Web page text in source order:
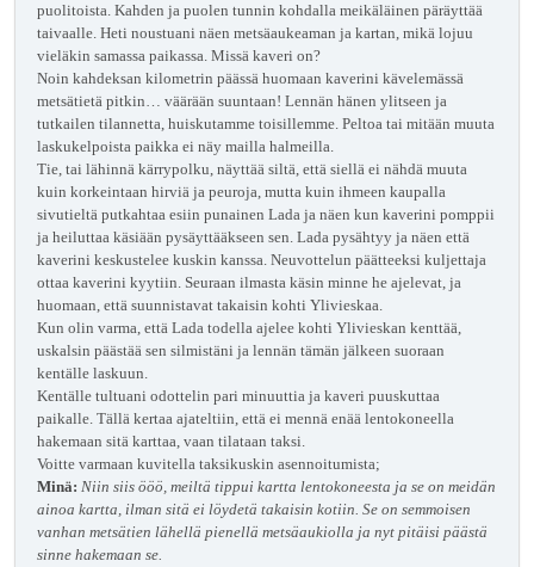
puolitoista. Kahden ja puolen tunnin kohdalla meikäläinen päräyttää
taivaalle. Heti noustuani näen metsäaukeaman ja kartan, mikä lojuu
vieläkin samassa paikassa. Missä kaveri on?
Noin kahdeksan kilometrin päässä huomaan kaverini kävelemässä
metsätietä pitkin… väärään suuntaan! Lennän hänen ylitseen ja
tutkailen tilannetta, huiskutamme toisillemme. Peltoa tai mitään muuta
laskukelpoista paikka ei näy mailla halmeilla.
Tie, tai lähinnä kärrypolku, näyttää siltä, että siellä ei nähdä muuta
kuin korkeintaan hirviä ja peuroja, mutta kuin ihmeen kaupalla
sivutieltä putkahtaa esiin punainen Lada ja näen kun kaverini pomppii
ja heiluttaa käsiään pysäyttääkseen sen. Lada pysähtyy ja näen että
kaverini keskustelee kuskin kanssa. Neuvottelun päätteeksi kuljettaja
ottaa kaverini kyytiin. Seuraan ilmasta käsin minne he ajelevat, ja
huomaan, että suunnistavat takaisin kohti Ylivieskaa.
Kun olin varma, että Lada todella ajelee kohti Ylivieskan kenttää,
uskalsin päästää sen silmistäni ja lennän tämän jälkeen suoraan
kentälle laskuun.
Kentälle tultuani odottelin pari minuuttia ja kaveri puuskuttaa
paikalle. Tällä kertaa ajateltiin, että ei mennä enää lentokoneella
hakemaan sitä karttaa, vaan tilataan taksi.
Voitte varmaan kuvitella taksikuskin asennoitumista;
Minä: Niin siis ööö, meiltä tippui kartta lentokoneesta ja se on meidän
ainoa kartta, ilman sitä ei löydetä takaisin kotiin. Se on semmoisen
vanhan metsätien lähellä pienellä metsäaukiolla ja nyt pitäisi päästä
sinne hakemaan se.